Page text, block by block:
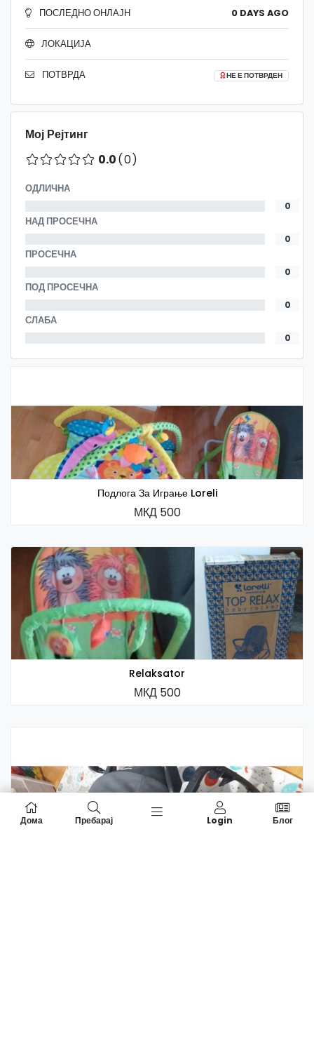
ПОСЛЕДНО ОНЛАЈН 0 DAYS AGO
ЛОКАЦИЈА
ПОТВРДА НЕ Е ПОТВРДЕН
Мој Рејтинг
0.0(0)
ОДЛИЧНА
0
НАД ПРОСЕЧНА
0
ПРОСЕЧНА
0
ПОД ПРОСЕЧНА
0
СЛАБА
0
Подлога За Играње Loreli
МКД 500
Relaksator
МКД 500
Дома Пребарај Login Блог